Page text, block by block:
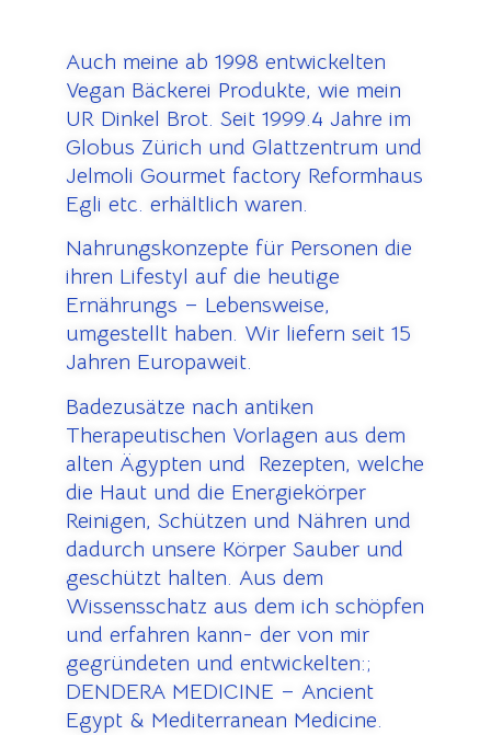
Auch meine ab 1998 entwickelten
Vegan Bäckerei Produkte, wie mein
UR Dinkel Brot. Seit 1999.4 Jahre im
Globus Zürich und Glattzentrum und
Jelmoli Gourmet factory Reformhaus
Egli etc. erhältlich waren.
Nahrungskonzepte für Personen die
ihren Lifestyl auf die heutige
Ernährungs – Lebensweise,
umgestellt haben. Wir liefern seit 15
Jahren Europaweit.
Badezusätze nach antiken
Therapeutischen Vorlagen aus dem
alten Ägypten und Rezepten, welche
die Haut und die Energiekörper
Reinigen, Schützen und Nähren und
dadurch unsere Körper Sauber und
geschützt halten. Aus dem
Wissensschatz aus dem ich schöpfen
und erfahren kann- der von mir
gegründeten und entwickelten:;
DENDERA MEDICINE – Ancient
Egypt & Mediterranean Medicine.